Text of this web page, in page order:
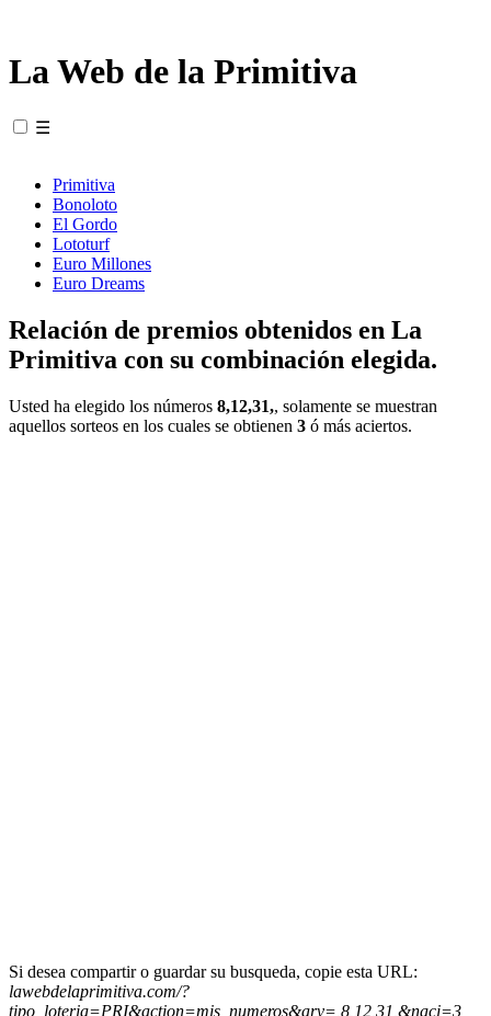
La Web de la Primitiva
☰
Primitiva
Bonoloto
El Gordo
Lototurf
Euro Millones
Euro Dreams
Relación de premios obtenidos en La
Primitiva con su combinación elegida.
Usted ha elegido los números 8,12,31,, solamente se muestran
aquellos sorteos en los cuales se obtienen 3 ó más aciertos.
Si desea compartir o guardar su busqueda, copie esta URL:
lawebdelaprimitiva.com/?
tipo_loteria=PRI&action=mis_numeros&arv=,8,12,31,&naci=3